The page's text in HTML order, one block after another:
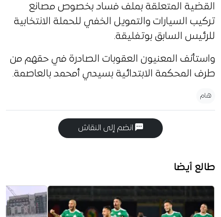
القضية المتعلقة بملف فساد بخصوص مصانع
تركيب السيارات والتمويل الخفي للحملة الانتخابية
للرئيس السابق بوتفليقة.
واستأنف المعنيون العقوبات الصادرة في حقهم من
طرف المحكمة الابتدائية بسيدي أمحمد بالعاصمة.
هام
انضم إلى النقاش
طالع أيضا